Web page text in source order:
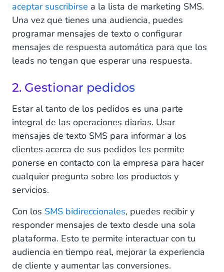
aceptar suscribirse a la lista de marketing SMS.
Una vez que tienes una audiencia, puedes
programar mensajes de texto o configurar
mensajes de respuesta automática para que los
leads no tengan que esperar una respuesta.
2. Gestionar pedidos
Estar al tanto de los pedidos es una parte
integral de las operaciones diarias. Usar
mensajes de texto SMS para informar a los
clientes acerca de sus pedidos les permite
ponerse en contacto con la empresa para hacer
cualquier pregunta sobre los productos y
servicios.
Con los SMS bidireccionales, puedes recibir y
responder mensajes de texto desde una sola
plataforma. Esto te permite interactuar con tu
audiencia en tiempo real, mejorar la experiencia
de cliente y aumentar las conversiones.